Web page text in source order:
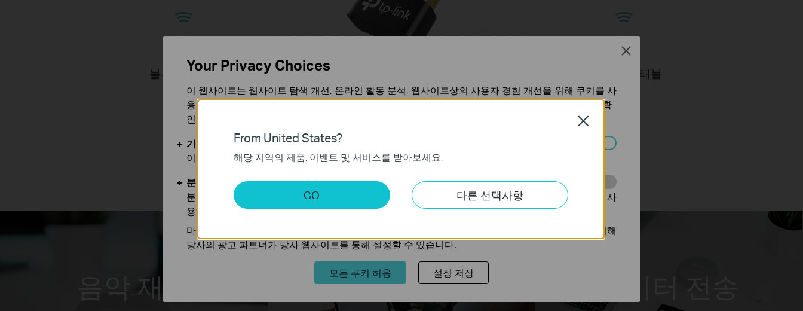
블루투스 헤드
셋
블루투스 마우
블루투스 키보
스마트폰/태블
음악 재생 화상 통화
From United States?
해당 지역의 제품, 이벤트 및 서비스를 받아보세요.
GO 다른 선택사항
Close
Your Privacy Choices
이 웹사이트는 웹사이트 탐색 개선, 온라인 활동 분석, 웹사이트상의 사용자 경험 개선을 위해 쿠키를 사
용합니다. 귀하는 언제든지 쿠키 사용을 거부할 수 있습니다. 자세한 내용은개인정보 처리방침에서 확
인할 수 있습니다.
기본 쿠키
이 쿠키는 웹사이트가 작동하는 데 필요하며 사용자의 시스템에서 비활성화할 수 없습니다.
분석 및 마케팅 쿠키
분석 쿠키는 웹사이트의 기능을 개선하고 조정하기 위해 웹사이트에서의 사용자 활동을 분석하는 데 사
용하는 쿠키입니다.
마케팅 쿠키는 귀하의 관심사에 대한 프로필을 생성하고 다른 웹사이트에서 관련 광고를 표시하기 위해
당사의 광고 파트너가 당사 웹사이트를 통해 설정할 수 있습니다.
모든 쿠키 허용 설정 저장
Close